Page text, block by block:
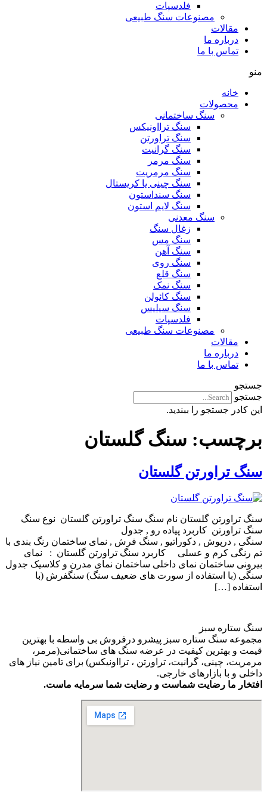
فلدسپات
مصنوعات سنگ طبیعی
مقالات
درباره ما
تماس با ما
منو
خانه
محصولات
سنگ ساختمانی
سنگ ترااونیکس
سنگ تراورتن
سنگ گرانیت
سنگ مرمر
سنگ مرمریت
سنگ چینی یا کریستال
سنگ سنداستون
سنگ لایم استون
سنگ معدنی
زغال سنگ
سنگ مس
سنگ آهن
سنگ روی
سنگ قلع
سنگ نمک
سنگ کائولن
سنگ سیلیس
فلدسپات
مصنوعات سنگ طبیعی
مقالات
درباره ما
تماس با ما
جستجو
جستجو
این کادر جستجو را ببندید.
برچسب: سنگ گلستان
سنگ تراورتن گلستان
سنگ تراورتن گلستان نام سنگ سنگ تراورتن گلستان نوع سنگ
سنگ تراورتن کاربرد پیاده رو , جدول
سنگی , درپوش , دکوراتیو , سنگ فرش , نمای ساختمان رنگ بندی با
تم رنگی کرم و عسلی کاربرد سنگ تراورتن گلستان : نمای
بیرونی ساختمان نمای داخلی ساختمان نمای مدرن و کلاسیک جدول
سنگی (با استفاده از سورت های ضعیف سنگ) سنگفرش (با
استفاده […]
سنگ ستاره سبز
مجموعه سنگ ستاره سبز پیشرو درفروش بی واسطه با بهترین
قیمت و بهترین کیفیت در عرضه سنگ های ساختمانی(مرمر،
مرمریت، چینی، گرانیت، تراورتن ، ترااونیکس) برای تامین نیاز های
داخلی و با بازارهای خارجی.
افتخار ما رضایت شماست و رضایت شما سرمایه ماست.